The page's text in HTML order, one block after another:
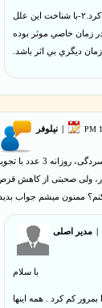
كاهش اعتماد بنفس علل متعدد داره . بنابر اين بايد ١-علت و يا علل را جستجو كرد.٢-با شناخت اين علل
زمان خاصي موثر بوده
ديگري بي اثر باشد.
نیلوفر
با سلام و خسته نیاشید. مدت 3 ساله که داروی لیتیم مصرف میکنم به دلیل افسردگی، روزانه 3 عدد
ولی صحبتی از کاهش
ممنون میشم جواب بدید.
مدیر اصلی
با سلام
كم كرد . همه اينها